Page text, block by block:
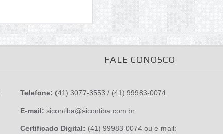
FALE CONOSCO
Telefone: (41) 3077-3553 / (41) 99983-0074
E-mail: sicontiba@sicontiba.com.br
Certificado Digital: (41) 99983-0074 ou e-mail: